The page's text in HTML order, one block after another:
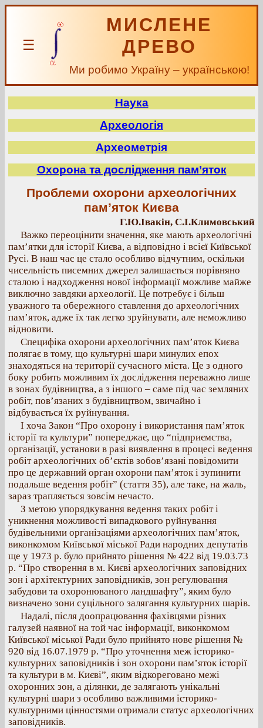
☰
МИСЛЕНЕ
ДРЕВО
Ми робимо Україну – українською!
Наука
Археологія
Археометрія
Охорона та дослідження пам’яток
Проблеми охорони археологічних
пам’яток Києва
Г.Ю.Івакін, С.І.Климовський
Важко переоцінити значення, яке мають археологічні
пам’ятки для історії Києва, а відповідно і всієї Київської
Русі. В наш час це стало особливо відчутним, оскільки
чисельність писемних джерел залишається порівняно
сталою і надходження нової інформації можливе майже
виключно завдяки археології. Це потребує і більш
уважного та обережного ставлення до археологічних
пам’яток, адже їх так легко зруйнувати, але неможливо
відновити.
Специфіка охорони археологічних пам’яток Києва
полягає в тому, що культурні шари минулих епох
знаходяться на території сучасного міста. Це з одного
боку робить можливим їх дослідження переважно лише
в зонах будівництва, а з іншого – саме під час земляних
робіт, пов’язаних з будівництвом, звичайно і
відбувається їх руйнування.
І хоча Закон “Про охорону і використання пам’яток
історії та культури” попереджає, що “підприємства,
організації, установи в разі виявлення в процесі ведення
робіт археологічних об’єктів зобов’язані повідомити
про це державний орган охорони пам’яток і зупинити
подальше ведення робіт” (стаття 35), але таке, на жаль,
зараз трапляється зовсім нечасто.
З метою упорядкування ведення таких робіт і
уникнення можливості випадкового руйнування
будівельними організаціями археологічних пам’яток,
виконкомом Київської міської Ради народних депутатів
ще у 1973 р. було прийнято рішення № 422 від 19.03.73
р. “Про створення в м. Києві археологічних заповідних
зон і архітектурних заповідників, зон регулювання
забудови та охоронюваного ландшафту”, яким було
визначено зони суцільного залягання культурних шарів.
Надалі, після доопрацювання фахівцями різних
галузей наявної на той час інформації, виконкомом
Київської міської Ради було прийнято нове рішення №
920 від 16.07.1979 р. “Про уточнення меж історико-
культурних заповідників і зон охорони пам’яток історії
та культури в м. Києві”, яким відкореговано межі
охоронних зон, а ділянки, де залягають унікальні
культурні шари з особливо важливими історико-
культурними цінностями отримали статус археологічних
заповідників.